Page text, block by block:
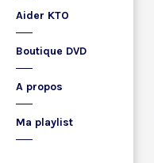
Aider KTO
Boutique DVD
A propos
Ma playlist